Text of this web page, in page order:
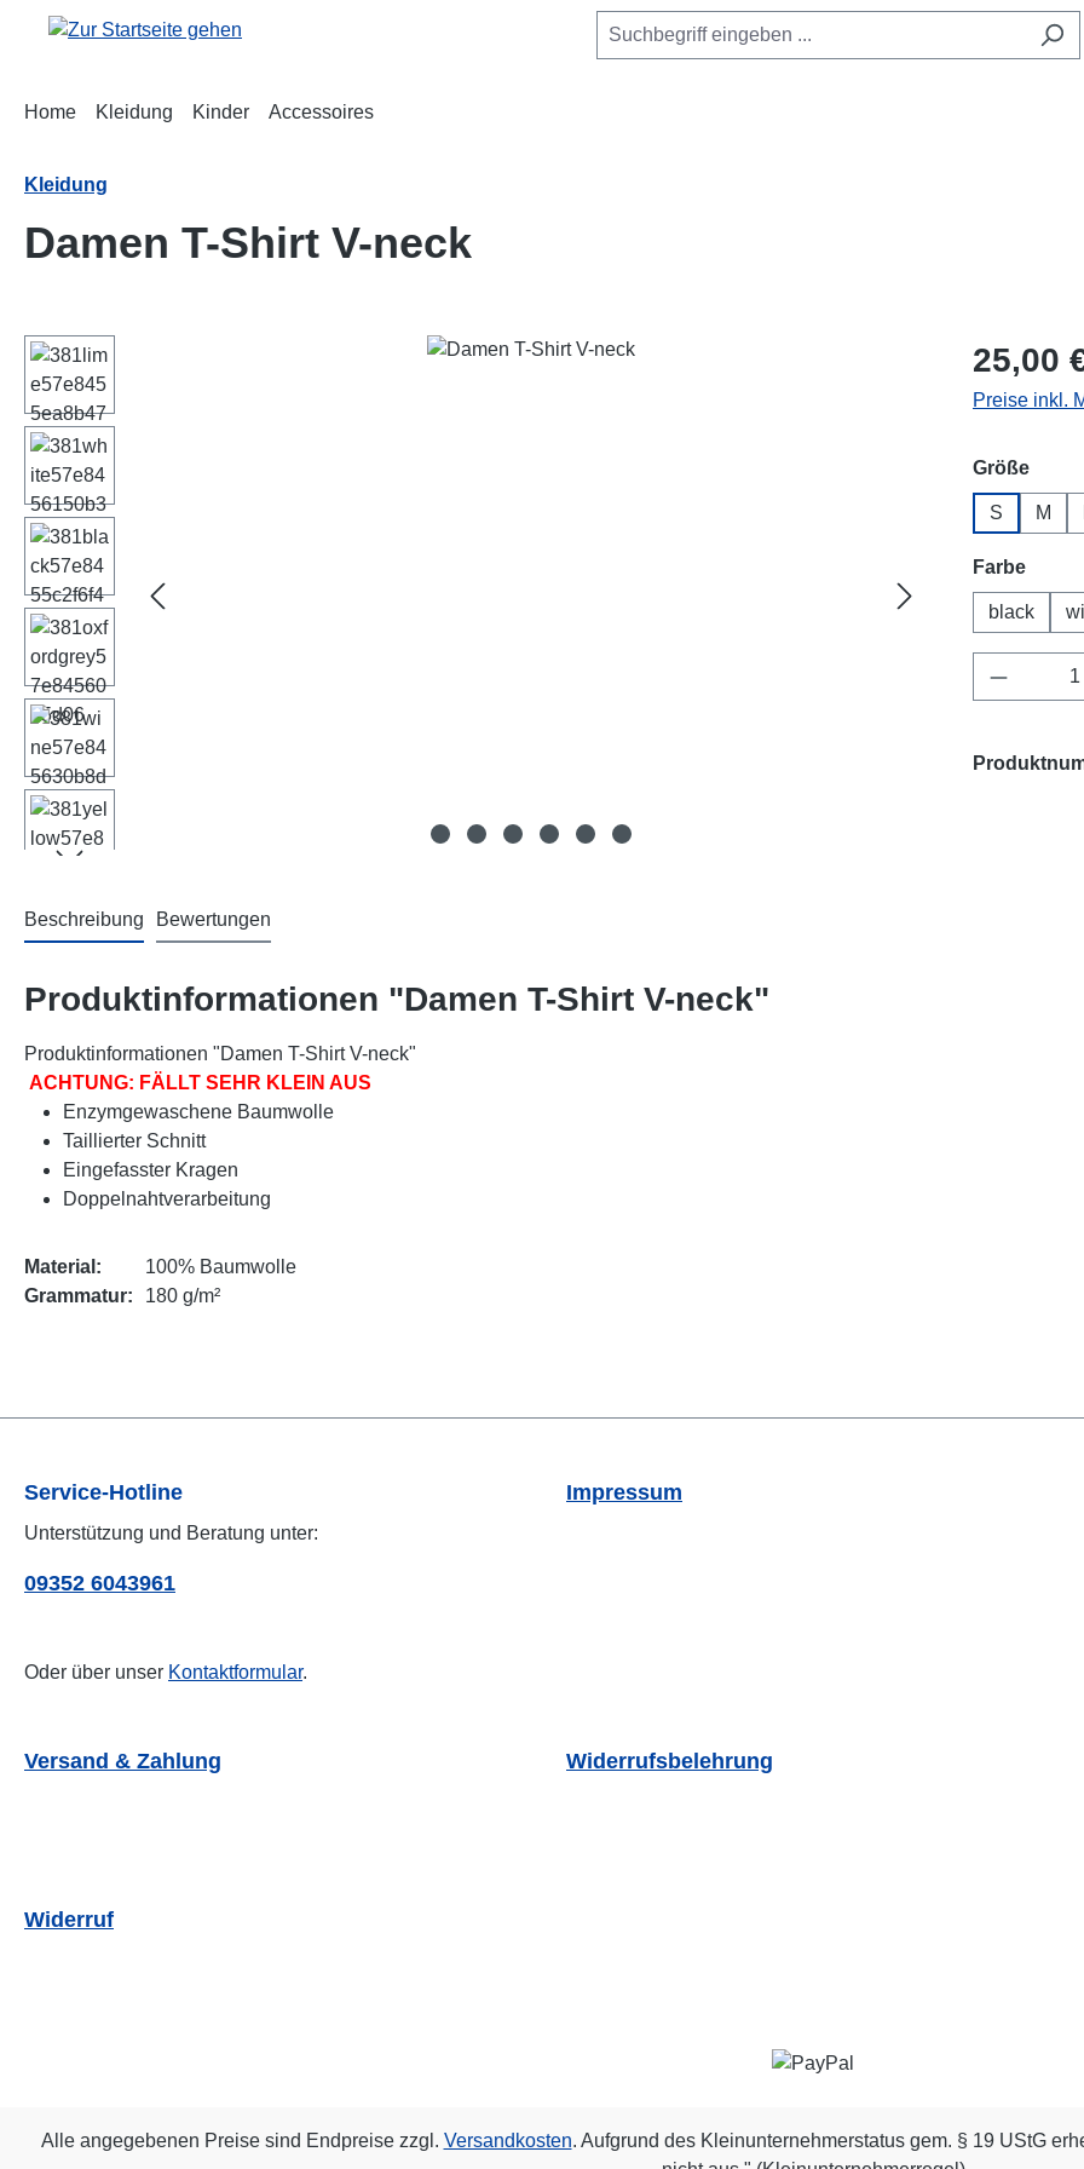
Hauptinhalt springen
Zur Suche springen
Zur Hauptnavigation springen
Home Kleidung Kinder Accessoires
Kleidung
Damen T-Shirt V-neck
Bildergalerie überspringen Regulärer
25,00
Preise inkl.
Größe
S M
Farbe
black
Beschreibung Bewertungen
Produktinformationen "Damen T-Shirt V-neck"
Produktinformationen "Damen T-Shirt V-neck"
ACHTUNG: FÄLLT SEHR KLEIN AUS
Enzymgewaschene Baumwolle
Taillierter Schnitt
Eingefasster Kragen
Doppelnahtverarbeitung
Material:
100% Baumwolle
Grammatur:
180 g/m²
Service-Hotline
Unterstützung und Beratung unter:
09352 6043961
Oder über unser Kontaktformular.
Impressum
Versand & Zahlung Widerrufsbelehrung
Widerruf
Alle angegebenen Preise sind Endpreise zzgl. Versandkosten. Aufgrund des Kleinunternehmerstatus gem. § 19 UStG